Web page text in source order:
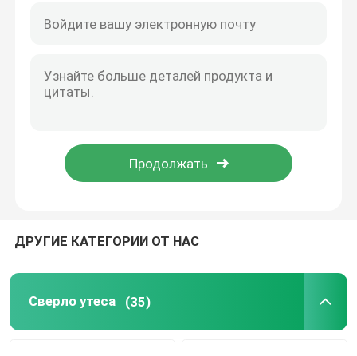
ДРУГИЕ КАТЕГОРИИ ОТ НАС
Сверло утеса (35)